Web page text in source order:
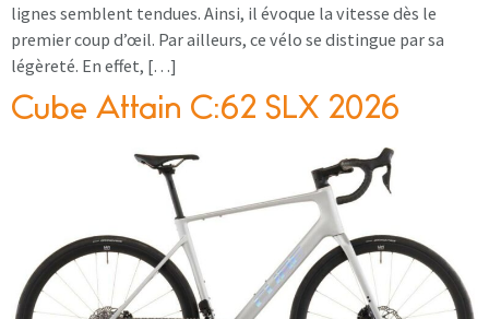
lignes semblent tendues. Ainsi, il évoque la vitesse dès le
premier coup d’œil. Par ailleurs, ce vélo se distingue par sa
légèreté. En effet, […]
Cube Attain C:62 SLX 2026